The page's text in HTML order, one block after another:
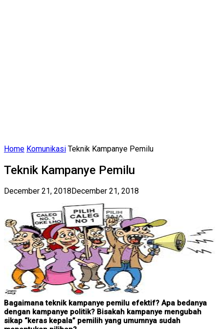
Home Komunikasi Teknik Kampanye Pemilu
Teknik Kampanye Pemilu
December 21, 2018 December 21, 2018
Bagaimana teknik kampanye pemilu efektif? Apa bedanya
dengan kampanye politik? Bisakah kampanye mengubah
sikap “keras kepala” pemilih yang umumnya sudah